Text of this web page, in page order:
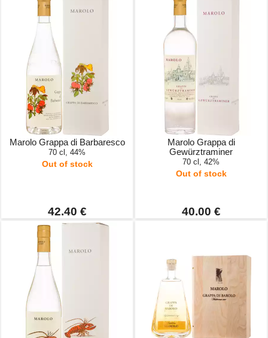
Marolo Grappa di Barbaresco
70 cl, 44%
Out of stock
42.40 €
Marolo Grappa di
Gewürztraminer
70 cl, 42%
Out of stock
40.00 €